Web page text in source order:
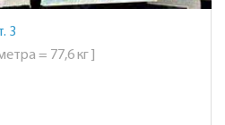
3
= 77,6 кг ]